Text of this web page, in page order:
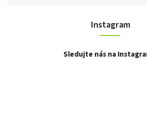
Instagram
Sledujte nás na